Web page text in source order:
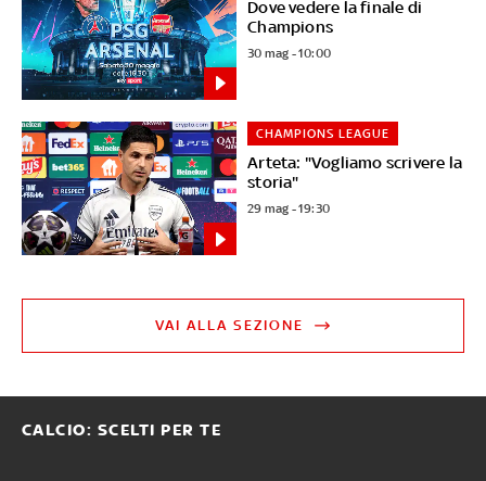
Dove vedere la finale di
Champions
30 mag - 10:00
Arteta: "Vogliamo scrivere la
storia"
CHAMPIONS LEAGUE
29 mag - 19:30
VAI ALLA SEZIONE
CALCIO: SCELTI PER TE